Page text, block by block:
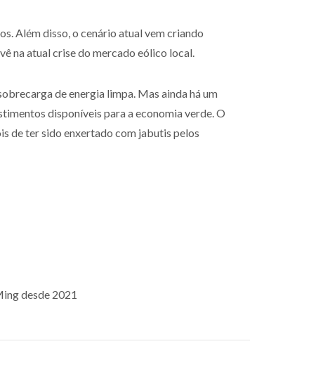
Além disso, o cenário atual vem criando
na atual crise do mercado eólico local.
de energia limpa. Mas ainda há um
disponíveis para a economia verde. O
de ter sido enxertado com jabutis pelos
desde 2021